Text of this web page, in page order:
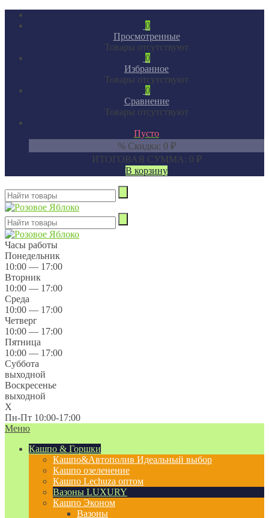
0
Просмотренные
Товары отсутствуют
0
Избранное
Товары отсутствуют
0
Сравнение
Товары отсутствуют
Пусто
% Скидка: 0 ₽
ИТОГОВАЯ СУММА: 0 ₽
В корзину
Часы работы
Понедельник
10:00 — 17:00
Вторник
10:00 — 17:00
Среда
10:00 — 17:00
Четверг
10:00 — 17:00
Пятница
10:00 — 17:00
Суббота
выходной
Воскресенье
выходной
X
Пн-Пт 10:00-17:00
Меню
Кашпо & Горшки
Кашпо&Автополив Идеальный выбор
Кашпо озеленение
Кашпо Lechuza оптом
Вазоны LUXURY
Кашпо Эконом
Вазоны